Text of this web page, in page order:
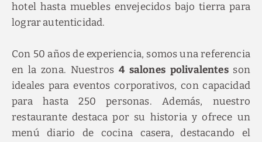
hotel hasta muebles envejecidos bajo tierra para
lograr autenticidad.
Con 50 años de experiencia, somos una referencia
en la zona. Nuestros 4 salones polivalentesson
ideales para eventos corporativos, con capacidad
para hasta 250 personas. Además, nuestro
restaurante destaca por su historia y ofrece un
menú diario de cocina casera, destacando el